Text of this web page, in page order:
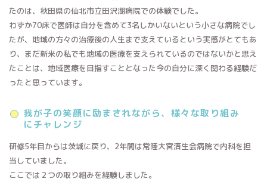
たのは、秋田県の仙北市立田沢湖病院での体験でした。
わずか70床で医師は自分を含めて3名しかいないという小さな病院でし
たが、地域の方々の治療後の人生まで支えているという実感がとてもあ
り、まだ新米の私でも地域の医療を支えられているのではないかと思え
たことは、地域医療を目指すこととなった今の自分に深く関わる経験だ
ったと思っています。
我が子の笑顔に励まされながら、様々な取り組み
にチャレンジ
研修5年目からは茨城に戻り、2年間は常陸大宮済生会病院で内科を担
当していました。
ここでは２つの取り組みを経験しました。